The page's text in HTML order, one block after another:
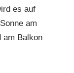
es auf
am
am Balkon